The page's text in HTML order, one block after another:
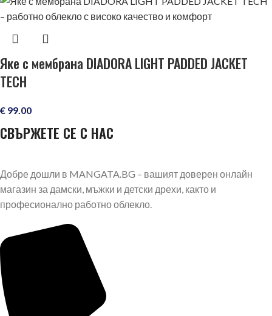
Яке с мембрана DIADORA LIGHT PADDED JACKET
TECH
€ 99.00
СВЪРЖЕТЕ СЕ С НАС
Добре дошли в MANGATA.BG – вашият доверен онлайн
магазин за дамски, мъжки и детски дрехи, както и
професионално работно облекло.